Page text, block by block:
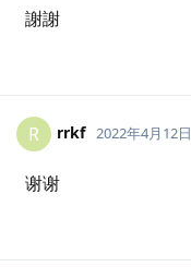
謝謝
R rrkf 2022年4月12日
谢谢